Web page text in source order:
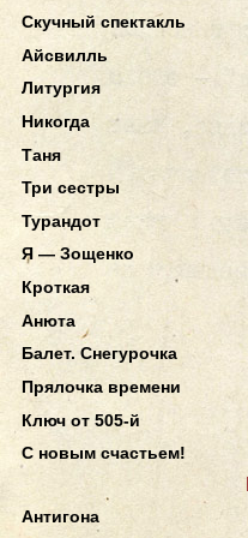
Скучный спектакль
Айсвилль
Литургия
Никогда
Таня
Три сестры
Турандот
Я — Зощенко
Кроткая
Анюта
Балет. Снегурочка
Прялочка времени
Ключ от 505-й
С новым счастьем!
Антигона